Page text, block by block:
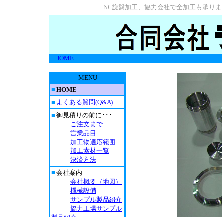
NC旋盤加工、協力会社で全加工も承り
HOME
MENU
■ HOME
■ よくある質問(Q&A)
■ 御見積りの前に･･･
ご注文まで
営業品目
加工物適応範囲
加工素材一覧
決済方法
■ 会社案内
会社概要（地図）
機械設備
サンプル製品紹介
協力工場サンプル